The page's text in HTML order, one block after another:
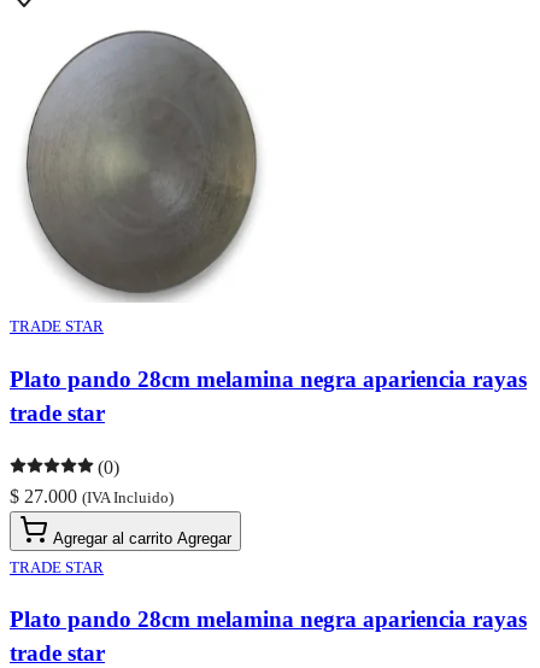
TRADE STAR
Plato pando 28cm melamina negra apariencia rayas
trade star
(0)
$ 27.000 (IVA Incluido)
Agregar al carrito Agregar
TRADE STAR
Plato pando 28cm melamina negra apariencia rayas
trade star